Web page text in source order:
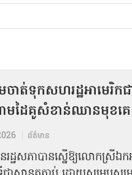
ាត់ទុកសហរដ្ឋអាមេរិក
មដៃគូសំខាន់ឈានមុខគេ
ព័ត៌មាន
ដ្ឋសភាបានស្នើឱ្យលោកស្រីឯកអ